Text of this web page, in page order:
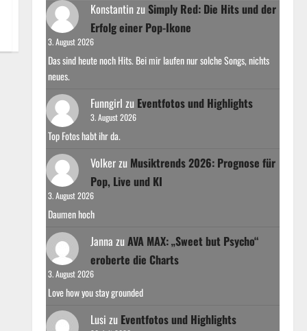
Konstantinzu Simply Red: Die Hits und der
Erfolg einer Pop-Ikone
3. August 2026
Das sind heute noch Hits. Bei mir laufen nur solche Songs, nichts
neues.
Funngirl zu Eventfotos und Highlights
3. August 2026
Top Fotos habt ihr da.
Volkerzu Musiktrends 2026: Prognose für
Pop, Live und KI
3. August 2026
Daumen hoch
Janna zu AVA MAX: „Sweet but Psycho“
eroberte die Charts
3. August 2026
Love how you stay grounded
Lusi zu Eventfotos und Highlights